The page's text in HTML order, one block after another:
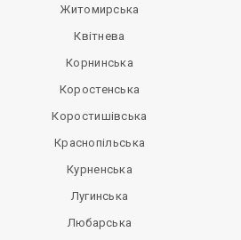
Житомирська
Квітнева
Корнинська
Коростенська
Коростишівська
Краснопільська
Курненська
Лугинська
Любарська